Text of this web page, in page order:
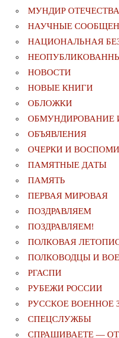
МУНДИР ОТЕЧЕСТВА
НАУЧНЫЕ
НАЦИОНАЛЬНАЯ
НОВОСТИ
НОВЫЕ КНИГИ
ОБЛОЖКИ
ОБМУНДИРОВАНИЕ
ОБЪЯВЛЕНИЯ
ОЧЕРКИ И
ПАМЯТНЫЕ ДАТЫ
ПАМЯТЬ
ПЕРВАЯ МИРОВАЯ
ПОЗДРАВЛЯЕМ
ПОЗДРАВЛЯЕМ!
ПОЛКОВАЯ
ПОЛКОВОДЦЫ И
РГАСПИ
РУБЕЖИ РОССИИ
РУССКОЕ ВОЕННОЕ
СПЕЦСЛУЖБЫ
СПРАШИВАЕТЕ —